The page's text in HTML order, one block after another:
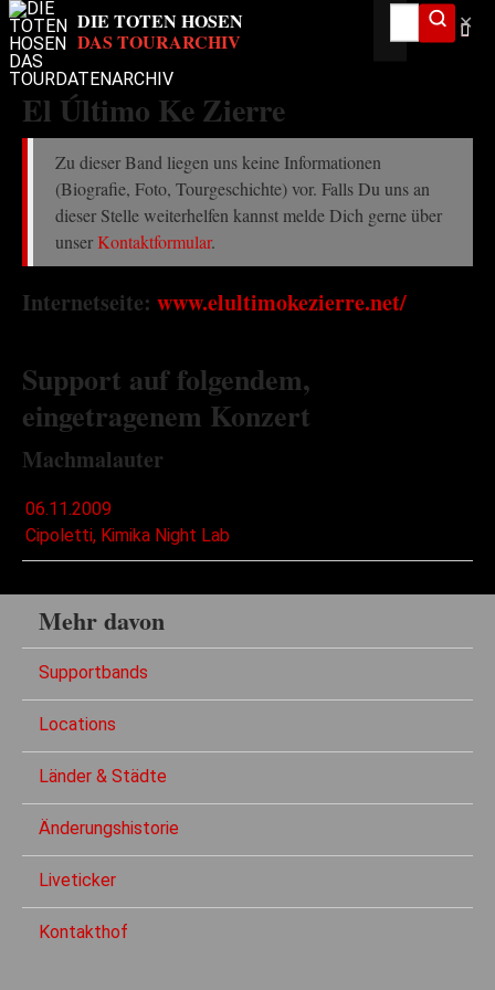
✕
El Último Ke Zierre
Zu dieser Band liegen uns keine Informationen
(Biografie, Foto, Tourgeschichte) vor. Falls Du uns an
dieser Stelle weiterhelfen kannst melde Dich gerne über
unser Kontaktformular.
Internetseite: www.elultimokezierre.net/
Support auf folgendem,
eingetragenem Konzert
Machmalauter
06.11.2009
Cipoletti, Kimika Night Lab
Mehr davon
Supportbands
Locations
Länder & Städte
Änderungshistorie
Liveticker
Kontakthof